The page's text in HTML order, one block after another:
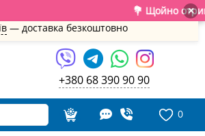
💐 Щойно отримали
×
— доставка безкоштовно
+380 68 390 90 90
0